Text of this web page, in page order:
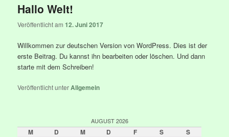
Hallo Welt!
Veröffentlicht am 12. Juni 2017
Willkommen zur deutschen Version von WordPress. Dies ist der
erste Beitrag. Du kannst ihn bearbeiten oder löschen. Und dann
starte mit dem Schreiben!
Veröffentlicht unterAllgemein
AUGUST 2026
M D M D F S S